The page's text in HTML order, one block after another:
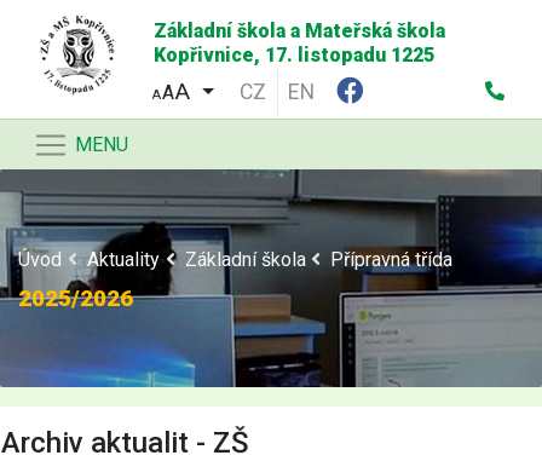
Základní škola a Mateřská škola
Kopřivnice, 17. listopadu 1225
AA CZ EN
MENU
Úvod Aktuality Základní škola Přípravná třída
2025/2026
Archiv aktualit - ZŠ